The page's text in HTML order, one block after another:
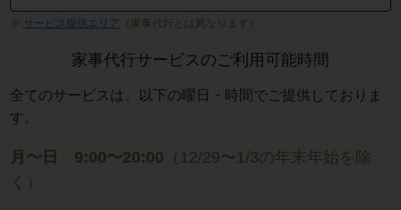
サービス提供エリア （家事代行とは異なります）
家事代行サービスのご利用可能時間
全てのサービスは、以下の曜日・時間でご提供しておりま
す。
月〜日 9:00〜20:00 （12/29〜1/3の年末年始を除
く）